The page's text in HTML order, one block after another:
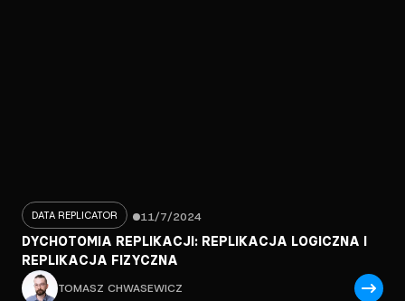
DATA REPLICATOR 11/7/2024
DYCHOTOMIA REPLIKACJI: REPLIKACJA LOGICZNA I
REPLIKACJA FIZYCZNA
TOMASZ CHWASEWICZ